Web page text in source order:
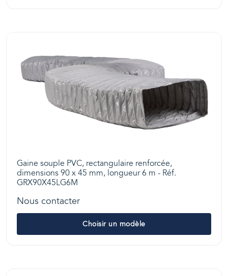
Gaine souple PVC, rectangulaire renforcée,
dimensions 90 x 45 mm, longueur 6 m - Réf.
GRX90X45LG6M
Nous contacter
Choisir un modèle